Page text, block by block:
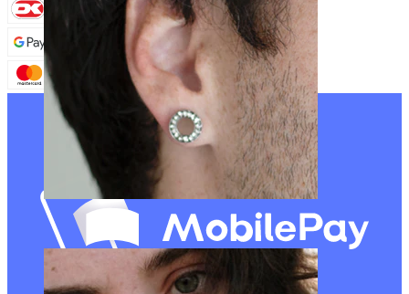
Stretching